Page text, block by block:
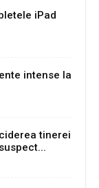
iPad
intense la
tinerei